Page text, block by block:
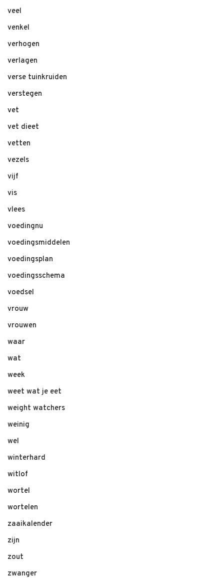
veel
venkel
verhogen
verlagen
verse tuinkruiden
verstegen
vet
vet dieet
vetten
vezels
vijf
vis
vlees
voedingnu
voedingsmiddelen
voedingsplan
voedingsschema
voedsel
vrouw
vrouwen
waar
wat
week
weet wat je eet
weight watchers
weinig
wel
winterhard
witlof
wortel
wortelen
zaaikalender
zijn
zout
zwanger